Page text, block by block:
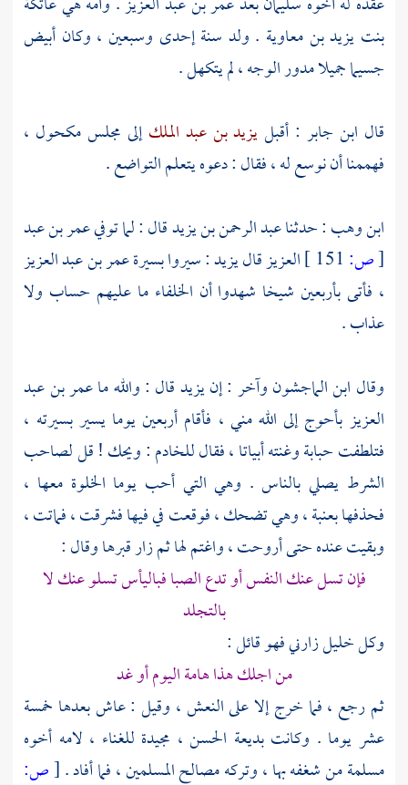
بنت يزيد بن معاوية . ولد سنة إحدى وسبعين ، وكان أبيض
جسيما جميلا مدور الوجه ، لم يتكهل .
قال ابن جابر : أقبليزيد بن عبد الملكإلى مجلسمكحول ،
فهممنا أن نوسع له ، فقال : دعوه يتعلم التواضع .
ابن وهب: حدثناعبد الرحمن بن يزيدقال : لما توفيعمر بن عبد
[ص: العزيزقاليزيد: سيروا بسيرةعمر بن عبد العزيز
، فأتى بأربعين شيخا شهدوا أن الخلفاء ما عليهم حساب ولا
عذاب .
وقال ابن الماجشونوآخر : إنيزيدقال : والله ماعمر بن عبد
العزيز بأحوج إلى الله مني ، فأقام أربعين يوما يسير بسيرته ،
فتلطفتحبابةوغنته أبياتا ، فقال للخادم : ويحك ! قل لصاحب
الشرط يصلي بالناس . وهي التي أحب يوما الخلوة معها ،
فحذفها بعنبة ، وهي تضحك ، فوقعت في فيها فشرقت ، فماتت ،
وبقيت عنده حتى أروحت ، واغتم لها ثم زار قبرها وقال :
فإن تسل عنك النفس أو تدع الصبا فباليأس تسلو عنك لا
بالتجلد
وكل خليل زارني فهو قائل :
من اجلك هذا هامة اليوم أو غد
ثم رجع ، فما خرج إلا على النعش ، وقيل : عاش بعدها خمسة
عشر يوما . وكانت بديعة الحسن ، مجيدة للغناء ، لامه أخوه
مسلمةمن شغفه بها ، وتركه مصالح المسلمين ، فما أفاد .[ص: